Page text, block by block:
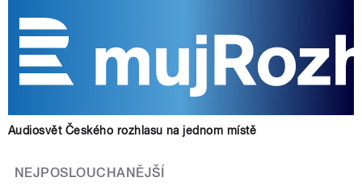
Audiosvět Českého rozhlasu na jednom místě
NEJPOSLOUCHANĚJŠÍ